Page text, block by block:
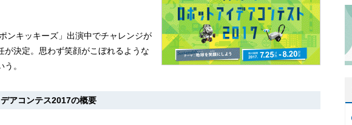
ンキッキーズ」出演中でチャレンジが
が決定。思わず笑顔がこぼれるような
。
アコンテス2017の概要